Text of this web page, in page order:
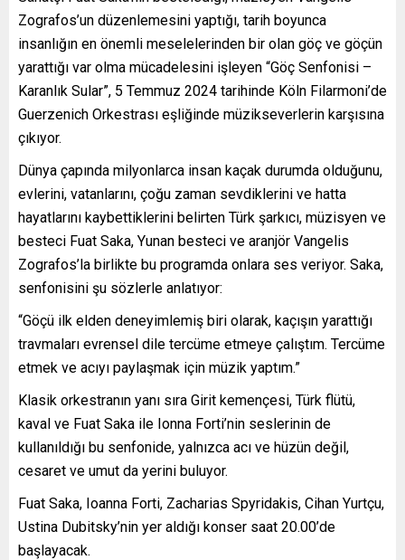
Zografos’un düzenlemesini yaptığı, tarih boyunca
insanlığın en önemli meselelerinden bir olan göç ve göçün
yarattığı var olma mücadelesini işleyen “Göç Senfonisi –
Karanlık Sular”, 5 Temmuz 2024 tarihinde Köln Filarmoni’de
Guerzenich Orkestrası eşliğinde müzikseverlerin karşısına
çıkıyor.
Dünya çapında milyonlarca insan kaçak durumda olduğunu,
evlerini, vatanlarını, çoğu zaman sevdiklerini ve hatta
hayatlarını kaybettiklerini belirten Türk şarkıcı, müzisyen ve
besteci Fuat Saka, Yunan besteci ve aranjör Vangelis
Zografos’la birlikte bu programda onlara ses veriyor. Saka,
senfonisini şu sözlerle anlatıyor:
“Göçü ilk elden deneyimlemiş biri olarak, kaçışın yarattığı
travmaları evrensel dile tercüme etmeye çalıştım. Tercüme
etmek ve acıyı paylaşmak için müzik yaptım.”
Klasik orkestranın yanı sıra Girit kemençesi, Türk flütü,
kaval ve Fuat Saka ile Ionna Forti’nin seslerinin de
kullanıldığı bu senfonide, yalnızca acı ve hüzün değil,
cesaret ve umut da yerini buluyor.
Fuat Saka, Ioanna Forti, Zacharias Spyridakis, Cihan Yurtçu,
Ustina Dubitsky’nin yer aldığı konser saat 20.00’de
başlayacak.